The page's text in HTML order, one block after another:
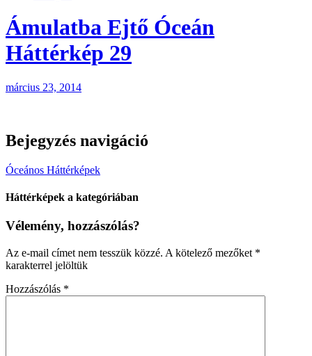
Ámulatba Ejtő Óceán
Háttérkép 29
március 23, 2014
Bejegyzés navigáció
Óceános Háttérképek
Háttérképek a kategóriában
Vélemény, hozzászólás?
Az e-mail címet nem tesszük közzé. A kötelező mezőket *
karakterrel jelöltük
Hozzászólás *